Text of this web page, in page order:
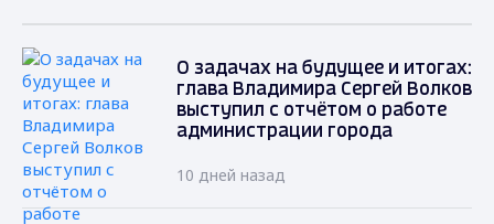
О задачах на будущее и итогах:
глава Владимира Сергей Волков
выступил с отчётом о работе
администрации города
10 дней назад